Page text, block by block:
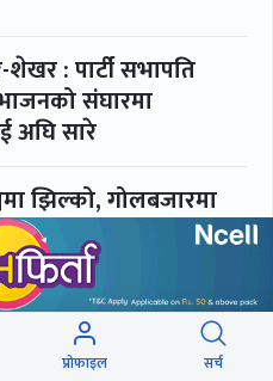
शेखर : पार्टी सभापति
संघारमा
अघि सारे
झिल्को, गोलबजारमा
चिकित्सकमाथि
‘हटस्पट’
प्रोफाइल सर्च